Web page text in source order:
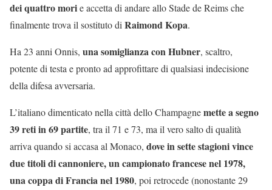
dei quattro morie accetta di andare allo Stade de Reims che
finalmente trova il sostituto di Raimond Kopa.
Ha 23 anni Onnis, una somiglianza con Hubner, scaltro,
potente di testa e pronto ad approfittare di qualsiasi indecisione
della difesa avversaria.
L’italiano dimenticato nella città dello Champagnemette a segno
39 reti in 69 partite, tra il 71 e 73, ma il vero salto di qualità
arriva quando si accasa al Monaco, dove in sette stagioni vince
due titoli di cannoniere, un campionato francese nel 1978,
una coppa di Francia nel 1980, poi retrocede (nonostante 29